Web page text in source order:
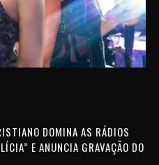
DOMINA AS RÁDIOS
E ANUNCIA GRAVAÇÃO DO